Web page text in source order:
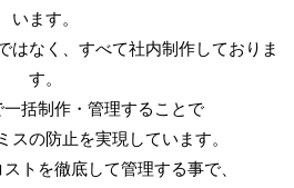
います。
はなく、すべて社内制作しておりま
す。
括制作・管理することで
スの防止を実現しています。
トを徹底して管理する事で、